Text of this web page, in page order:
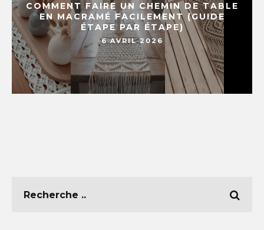
COMMENT FAIRE UN CHEMIN DE TABLE
EN MACRAMÉ FACILEMENT (GUIDE
ÉTAPE PAR ÉTAPE)
6 AVRIL 2026